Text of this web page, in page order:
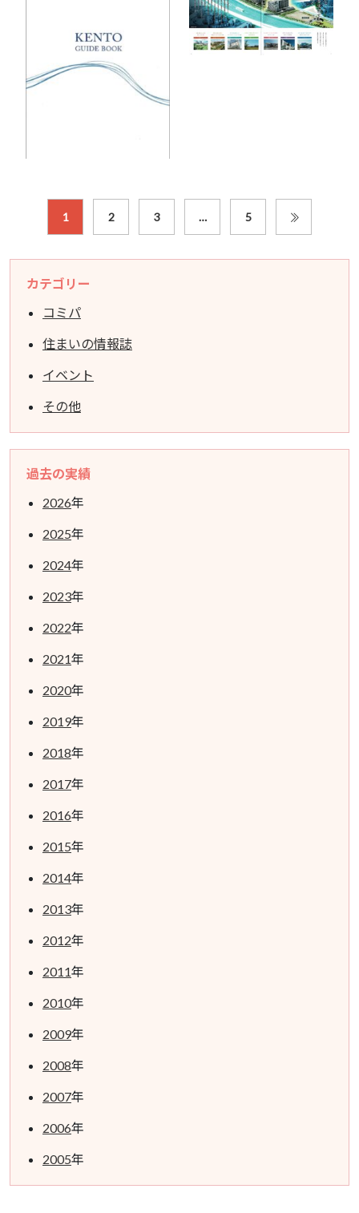
1 2 3 … 5
カテゴリー
コミパ
住まいの情報誌
イベント
その他
過去の実績
2026年
2025年
2024年
2023年
2022年
2021年
2020年
2019年
2018年
2017年
2016年
2015年
2014年
2013年
2012年
2011年
2010年
2009年
2008年
2007年
2006年
2005年